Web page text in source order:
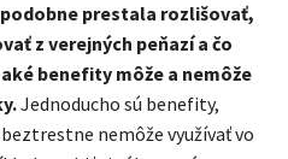
prestala rozlišovať,
z verejných peňazí a čo
benefity môže a nemôže
Jednoducho sú benefity,
nemôže využívať vo